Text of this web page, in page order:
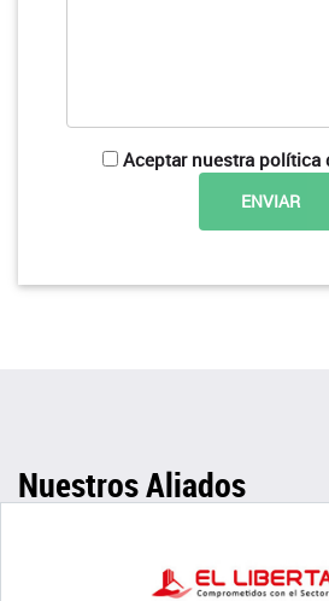
Aceptar nuestra política
Nuestros Aliados